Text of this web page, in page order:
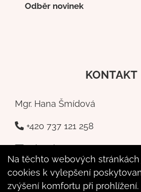
Odběr novinek
KONTAKT
Mgr. Hana Šmídová
+420 737 121 258
a-kresba@seznam.cz
Poštovní 6,
Příbram - 261 01
Na těchto webových
cookies k vylepšení
zvýšení komfortu při prohlížení.